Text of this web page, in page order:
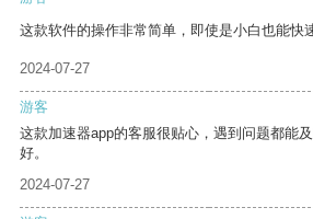
这款软件的操作非常简单，即使是小白也能快
2024-07-27
游客
这款加速器app的客服很贴心，遇到问题都能
好。
2024-07-27